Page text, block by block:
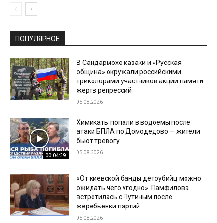
ПОПУЛЯРНОЕ
В Сандармохе казаки и «Русская
община» окружали российскими
триколорами участников акции памяти
жертв репрессий
05.08.2026
00:04:39
Химикаты попали в водоемы после
атаки БПЛА по Домодедово — жители
бьют тревогу
05.08.2026
«От киевской банды детоубийц можно
ожидать чего угодно». Памфилова
встретилась с Путиным после
жеребьевки партий
05.08.2026